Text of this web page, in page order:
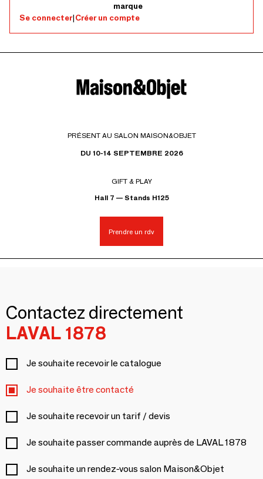
marque
Se connecter|Créer un compte
PRÉSENT AU SALON MAISON&OBJET
DU 10-14 SEPTEMBRE 2026
GIFT & PLAY
Hall 7 — Stands H125
Prendre un rdv
Contactez directement
LAVAL 1878
Je souhaite recevoir le catalogue
Je souhaite être contacté
Je souhaite recevoir un tarif / devis
Je souhaite passer commande auprès de LAVAL 1878
Je souhaite un rendez-vous salon Maison&Objet